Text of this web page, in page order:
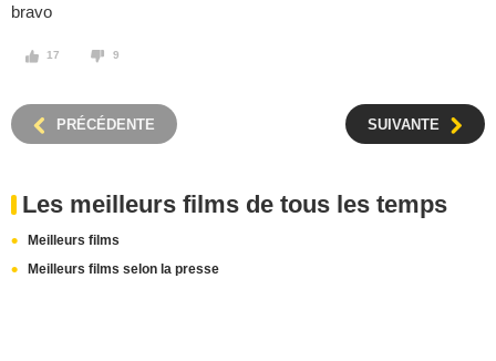
bravo
17 9
PRÉCÉDENTE SUIVANTE
Les meilleurs films de tous les temps
Meilleurs films
Meilleurs films selon la presse